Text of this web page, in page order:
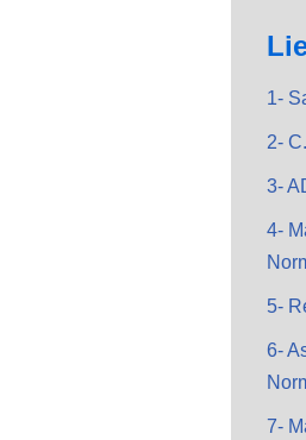
1-
2-
3-
4-
5-
6-
7-